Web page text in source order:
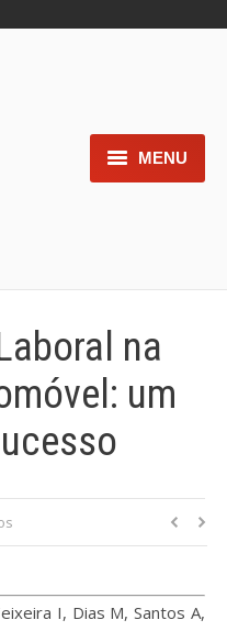
MENU
para submissão
os autores
submissão
na
um
I, Dias M, Santos A,